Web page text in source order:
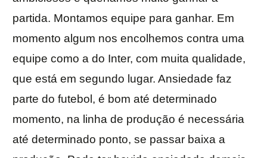
partida. Montamos equipe para ganhar. Em
momento algum nos encolhemos contra uma
equipe como a do Inter, com muita qualidade,
que está em segundo lugar. Ansiedade faz
parte do futebol, é bom até determinado
momento, na linha de produção é necessária
até determinado ponto, se passar baixa a